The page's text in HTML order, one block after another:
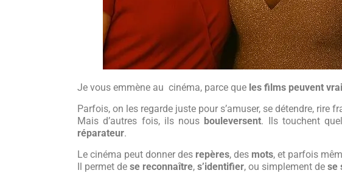
Je vous emmène au cinéma, parce que les films peuvent
Parfois, on les regarde juste pour s’amuser, se détendre, rire
Mais d’autres fois, ils nous bouleversent. Ils touchent
réparateur.
Le cinéma peut donner des repères, des mots, et parfois
Il permet de se reconnaître, s’identifier, ou simplement de se